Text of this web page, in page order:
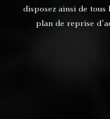
disposez ainsi de tous
plan de reprise